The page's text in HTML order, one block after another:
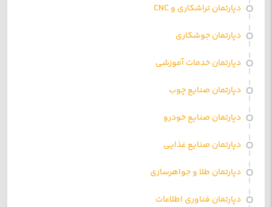
دپارتمان تراشکاری و CNC
دپارتمان جوشکاری
دپارتمان خدمات آموزشی
دپارتمان صنایع چوب
دپارتمان صنایع خودرو
دپارتمان صنایع غذایی
دپارتمان طلا و جواهرسازی
دپارتمان فناوری اطلاعات